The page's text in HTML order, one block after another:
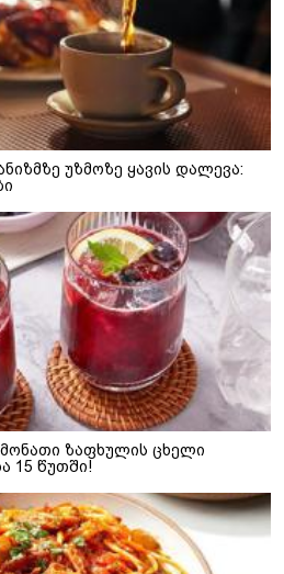
უზმოზე ყავის დალევა:
ზაფხულის ცხელი
15 წუთში!